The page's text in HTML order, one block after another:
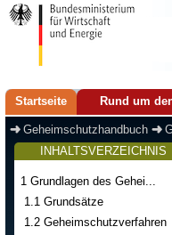
Startseite Rund um
Geheimschutzhandbuch
INHALTSVERZEICHNIS
1 Grundlagen des Gehei...
1.1 Grundsätze
1.2 Geheimschutzverfahren